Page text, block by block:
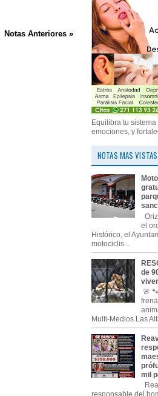
Notas Anteriores »
Equilibra tu
emociones, y
NOTAS MAS
el
Histórico, el
motociclis...
de
🚨
Multi-Medios Las
mil
responsable del